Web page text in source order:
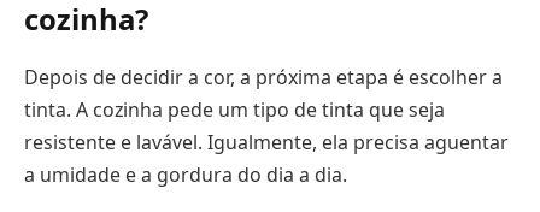
cozinha?
Depois de decidir a cor, a próxima etapa é escolher a
tinta. A cozinha pede um tipo de tinta que seja
resistente e lavável. Igualmente, ela precisa aguentar
a umidade e a gordura do dia a dia.